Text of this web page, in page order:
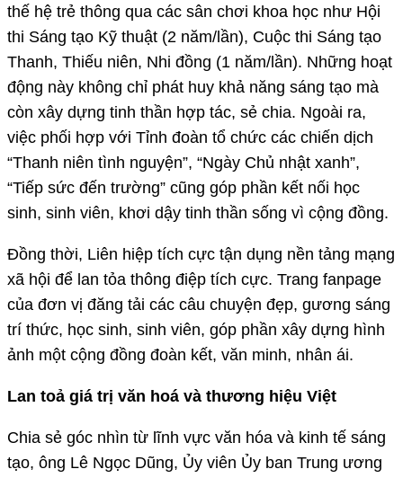
thế hệ trẻ thông qua các sân chơi khoa học như Hội
thi Sáng tạo Kỹ thuật (2 năm/lần), Cuộc thi Sáng tạo
Thanh, Thiếu niên, Nhi đồng (1 năm/lần). Những hoạt
động này không chỉ phát huy khả năng sáng tạo mà
còn xây dựng tinh thần hợp tác, sẻ chia. Ngoài ra,
việc phối hợp với Tỉnh đoàn tổ chức các chiến dịch
“Thanh niên tình nguyện”, “Ngày Chủ nhật xanh”,
“Tiếp sức đến trường” cũng góp phần kết nối học
sinh, sinh viên, khơi dậy tinh thần sống vì cộng đồng.
Đồng thời, Liên hiệp tích cực tận dụng nền tảng mạng
xã hội để lan tỏa thông điệp tích cực. Trang fanpage
của đơn vị đăng tải các câu chuyện đẹp, gương sáng
trí thức, học sinh, sinh viên, góp phần xây dựng hình
ảnh một cộng đồng đoàn kết, văn minh, nhân ái.
Lan toả giá trị văn hoá và thương hiệu Việt
Chia sẻ góc nhìn từ lĩnh vực văn hóa và kinh tế sáng
tạo, ông Lê Ngọc Dũng, Ủy viên Ủy ban Trung ương